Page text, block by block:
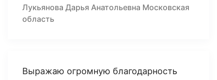
Лукьянова Дарья Анатольевна Московская
область
Выражаю огромную благодарность